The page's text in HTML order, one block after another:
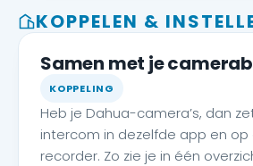
KOPPELEN &
Samen met je
KOPPELING
Heb je Dahua-camera’s, dan
intercom in dezelfde app en op
recorder. Zo zie je in één